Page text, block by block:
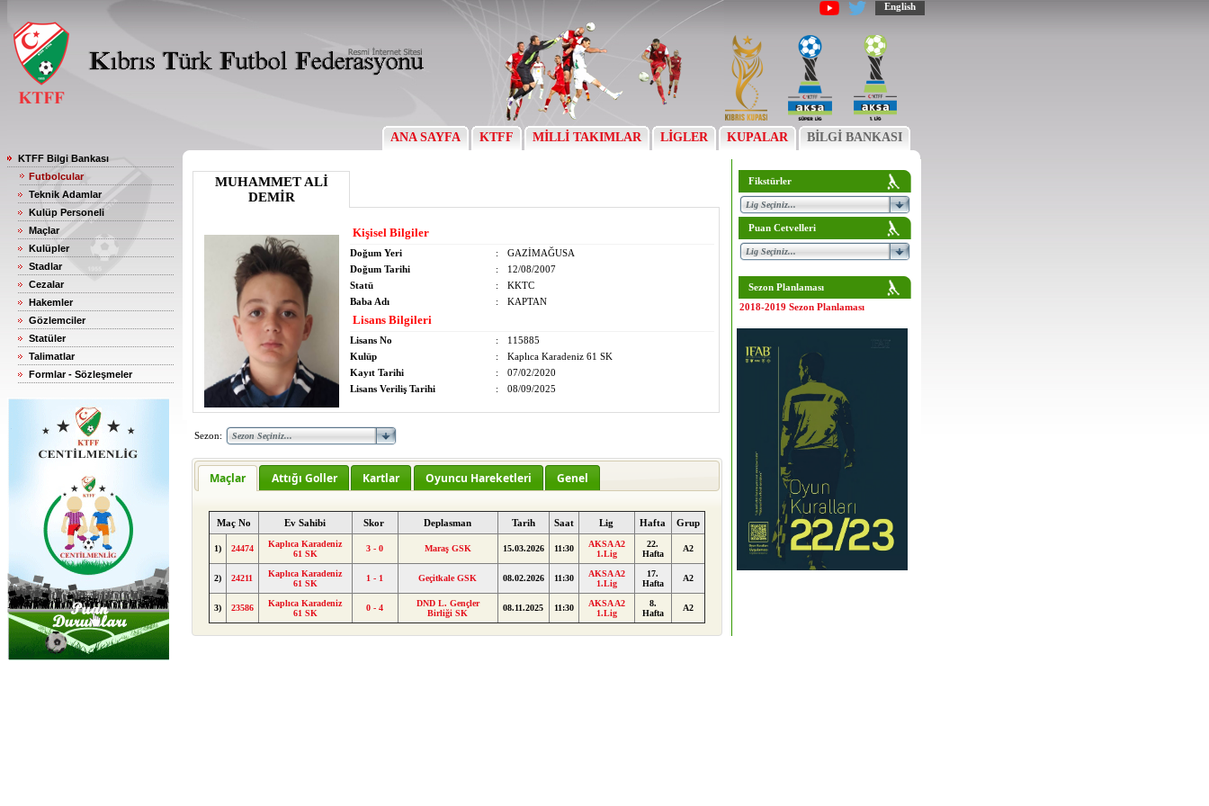
English
ANA SAYFA KTFF MİLLİ TAKIMLAR LİGLER KUPALAR BİLGİ BANKASI
KTFF Bilgi Bankası
Futbolcular
Teknik Adamlar
Kulüp Personeli
Maçlar
Kulüpler
Stadlar
Cezalar
Hakemler
Gözlemciler
Statüler
Talimatlar
Formlar - Sözleşmeler
MUHAMMET ALİ
DEMİR
Kişisel Bilgiler
Doğum Yeri :
GAZİMAĞUSA
Doğum Tarihi
:
12/08/2007
Statü
:
KKTC
Baba Adı
: KAPTAN
Lisans Bilgileri
Lisans No :
115885
Kulüp
:
Kaplıca Karadeniz 61 SK
Kayıt Tarihi
:
07/02/2020
Lisans Veriliş Tarihi
: 08/09/2025
Sezon:
Maçlar Attığı Goller Kartlar Oyuncu Hareketleri Genel
Maç No Ev Sahibi Skor Deplasman Tarih Saat Lig Hafta Grup
1) 24474
Kaplıca Karadeniz
61 SK
3 - 0 Maraş GSK 15.03.2026 11:30
AKSA A2
1.Lig
22.
Hafta
A2
2) 24211
Kaplıca Karadeniz
61 SK
1 - 1 Geçitkale GSK 08.02.2026 11:30
AKSA A2
1.Lig
17.
Hafta
A2
3) 23586
Kaplıca Karadeniz
61 SK
0 - 4
DND L. Gençler
Birliği SK
08.11.2025 11:30
AKSA A2
1.Lig
8.
Hafta
A2
Fikstürler
Puan Cetvelleri
Sezon Planlaması
2018-2019 Sezon Planlaması